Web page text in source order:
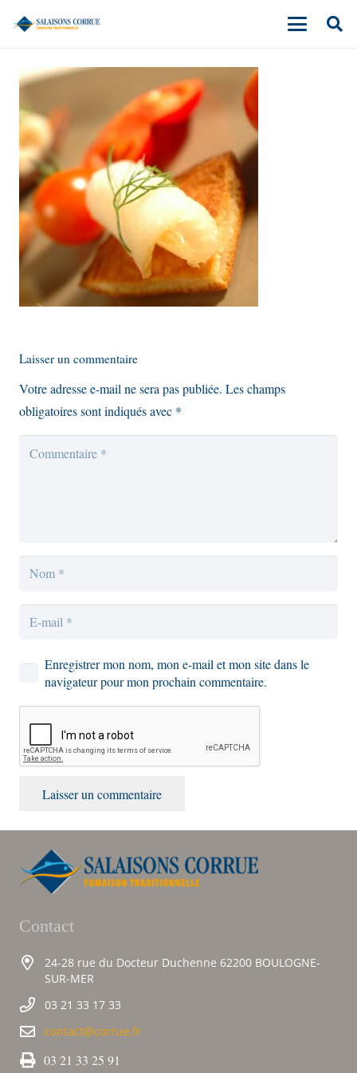
Laisser un commentaire
Votre adresse e-mail ne sera pas publiée. Les champs
obligatoires sont indiqués avec *
Enregistrer mon nom, mon e-mail et mon site dans le
navigateur pour mon prochain commentaire.
Laisser un commentaire
Contact
24-28 rue du Docteur Duchenne 62200 BOULOGNE-
SUR-MER
03 21 33 17 33
contact@corrue.fr
03 21 33 25 91